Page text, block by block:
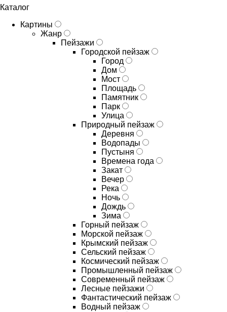
Каталог
Картины
Жанр
Пейзажи
Городской пейзаж
Город
Дом
Мост
Площадь
Памятник
Парк
Улица
Природный пейзаж
Деревня
Водопады
Пустыня
Времена года
Закат
Вечер
Река
Ночь
Дождь
Зима
Горный пейзаж
Морской пейзаж
Крымский пейзаж
Сельский пейзаж
Космический пейзаж
Промышленный пейзаж
Современный пейзаж
Лесные пейзажи
Фантастический пейзаж
Водный пейзаж